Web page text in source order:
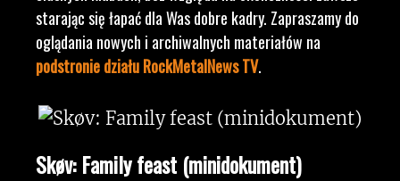
starając się łapać dla Was dobre kadry. Zapraszamy do
oglądania nowych i archiwalnych materiałów na
podstronie działu RockMetalNews TV.
Skøv: Family feast (minidokument)